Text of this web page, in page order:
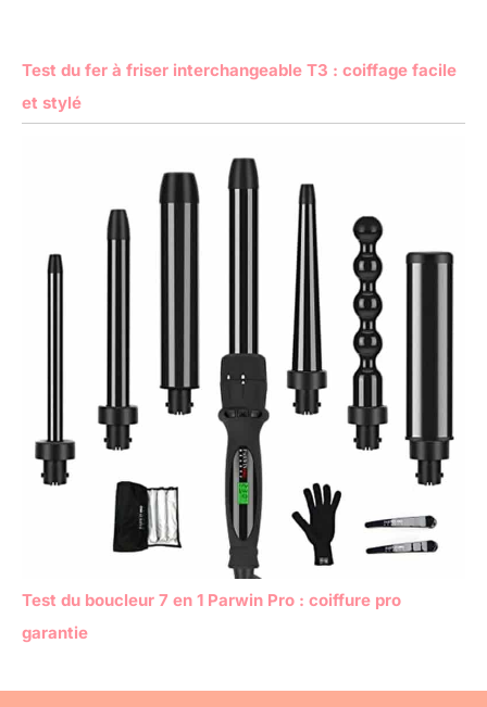
Test du fer à friser interchangeable T3 : coiffage facile
et stylé
Test du boucleur 7 en 1 Parwin Pro : coiffure pro
garantie